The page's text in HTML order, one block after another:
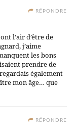
RÉPONDRE
l’air d’être de
j’aime
les bons
prendre de
également
mon âge… que
RÉPONDRE